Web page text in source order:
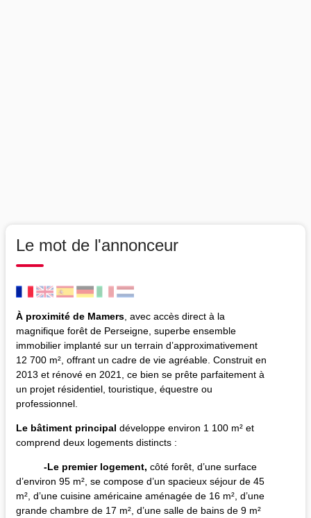
Le mot de l'annonceur
À proximité de Mamers , avec accès direct à la
magnifique forêt de Perseigne, superbe ensemble
immobilier implanté sur un terrain d’approximativement
12 700 m², offrant un cadre de vie agréable. Construit en
2013 et rénové en 2021, ce bien se prête parfaitement à
un projet résidentiel, touristique, équestre ou
professionnel.
Le bâtiment principal développe environ 1 100 m² et
comprend deux logements distincts :
-Le premier logement, côté forêt, d’une surface
d’environ 95 m², se compose d’un spacieux séjour de 45
m², d’une cuisine américaine aménagée de 16 m², d’une
grande chambre de 17 m², d’une salle de bains de 9 m²